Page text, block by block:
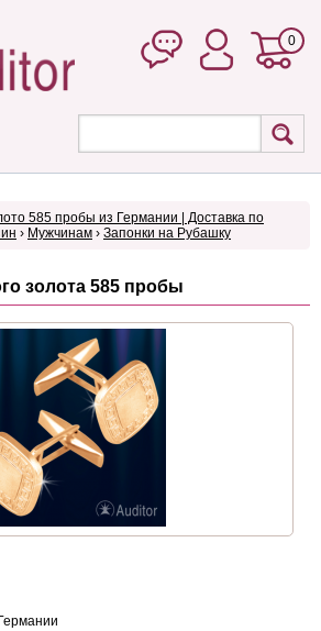
0
585 пробы из Германии | Доставка по
› Мужчинам › Запонки на Рубашку
золота 585 пробы